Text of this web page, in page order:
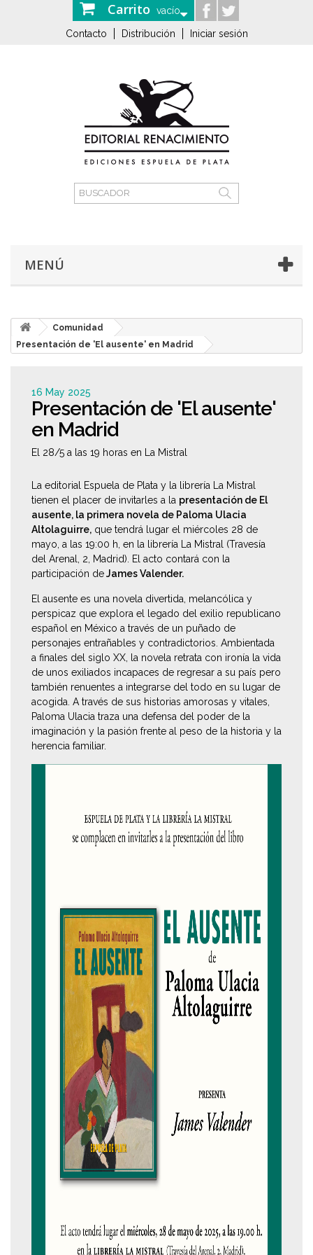
Carrito vacío
Contacto Distribución Iniciar sesión
MENÚ
Comunidad
Presentación de 'El ausente' en Madrid
16 May 2025
Presentación de 'El ausente'
en Madrid
El 28/5 a las 19 horas en La Mistral
La editorial Espuela de Plata y la librería La Mistral
tienen el placer de invitarles a la presentación de El
ausente, la primera novela de Paloma Ulacia
Altolaguirre, que tendrá lugar el miércoles 28 de
mayo, a las 19:00 h, en la librería La Mistral (Travesía
del Arenal, 2, Madrid). El acto contará con la
participación deJames Valender.
El ausente es una novela divertida, melancólica y
perspicaz que explora el legado del exilio republicano
español en México a través de un puñado de
personajes entrañables y contradictorios. Ambientada
a finales del siglo XX, la novela retrata con ironía la vida
de unos exiliados incapaces de regresar a su país pero
también renuentes a integrarse del todo en su lugar de
acogida. A través de sus historias amorosas y vitales,
Paloma Ulacia traza una defensa del poder de la
imaginación y la pasión frente al peso de la historia y la
herencia familiar.